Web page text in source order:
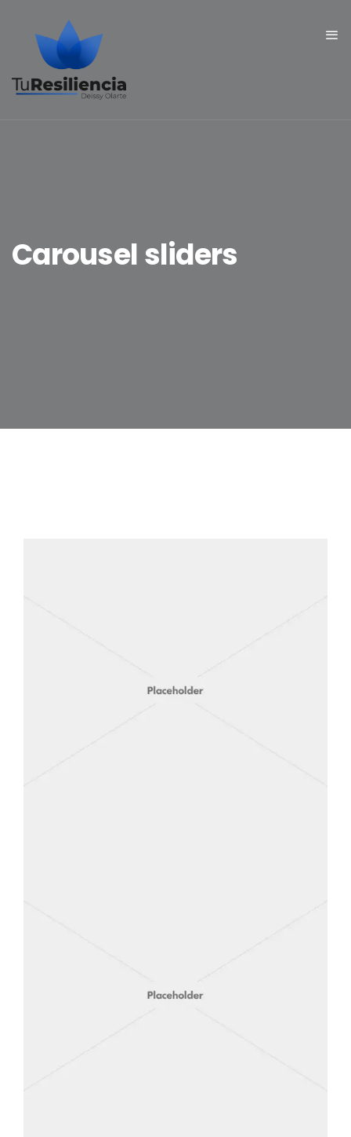
Carousel sliders